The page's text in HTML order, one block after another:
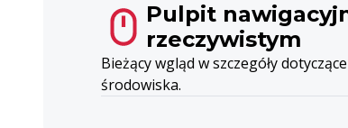
Pulpit
rzeczywistym
Bieżący wgląd w szczegóły
środowiska.